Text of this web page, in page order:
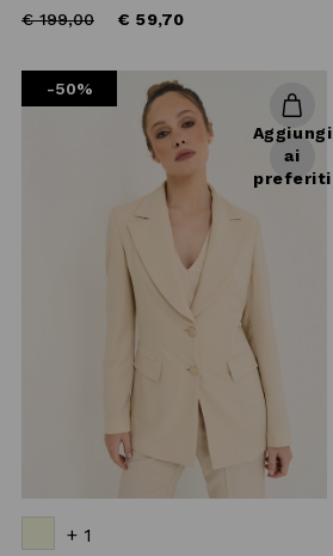
Price
€ 199,00to € 59,70
-50%
Aggiungi
ai
preferiti
+ 1